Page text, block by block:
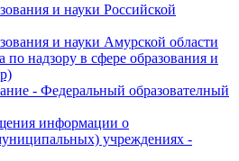
и науки Российской
и науки Амурской области
по надзору в сфере образования и
- Федеральный образователный
информации о
учреждениях -